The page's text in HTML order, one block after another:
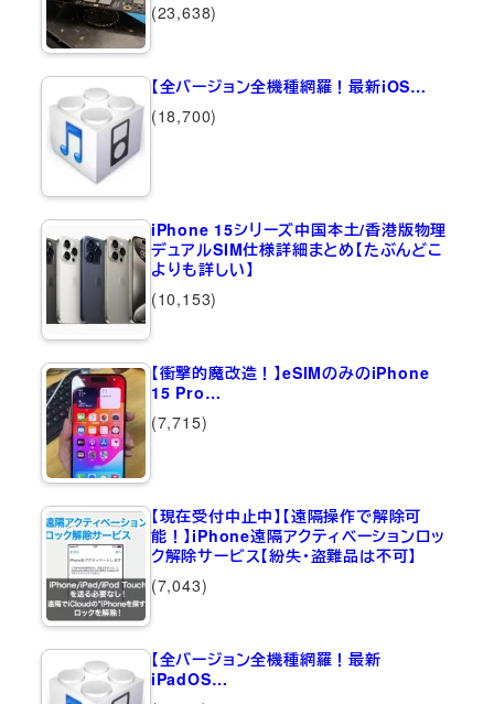
(23,638)
【全バージョン全機種網羅！最新iOS…
(18,700)
iPhone 15シリーズ中国本土/香港版物理
デュアルSIM仕様詳細まとめ【たぶんどこ
よりも詳しい】
(10,153)
【衝撃的魔改造！】eSIMのみのiPhone
15 Pro…
(7,715)
【現在受付中止中】【遠隔操作で解除可
能！】iPhone遠隔アクティベーションロッ
ク解除サービス【紛失・盗難品は不可】
(7,043)
【全バージョン全機種網羅！最新
iPadOS…